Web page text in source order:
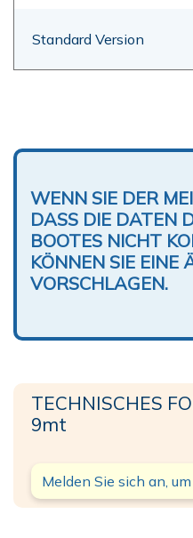
Standard Version
WENN SIE DER
DASS DIE DATEN
BOOTES NICHT
KÖNNEN SIE EINE
VORSCHLAGEN.
TECHNISCHES
9mt
Melden Sie sich an,